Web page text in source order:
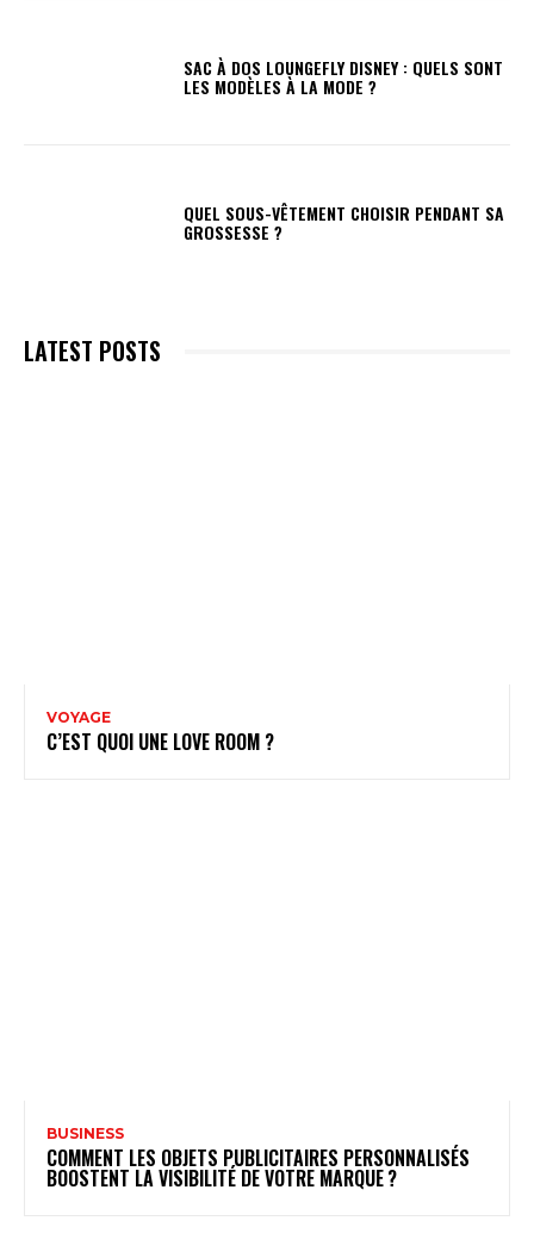
SAC À DOS LOUNGEFLY DISNEY : QUELS SONT
LES MODÈLES À LA MODE ?
QUEL SOUS-VÊTEMENT CHOISIR PENDANT SA
GROSSESSE ?
LATEST POSTS
VOYAGE
C’EST QUOI UNE LOVE ROOM ?
BUSINESS
COMMENT LES OBJETS PUBLICITAIRES PERSONNALISÉS
BOOSTENT LA VISIBILITÉ DE VOTRE MARQUE ?